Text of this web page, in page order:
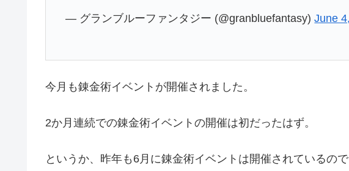
— グランブルーファンタジー (@granbluefantasy)June
今月も錬金術イベントが開催されました。
2か月連続での錬金術イベントの開催は初だったはず。
というか、昨年も6月に錬金術イベントは開催されているの